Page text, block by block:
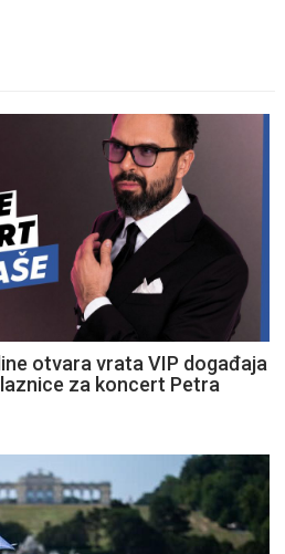
otvara vrata VIP događaja
za koncert Petra